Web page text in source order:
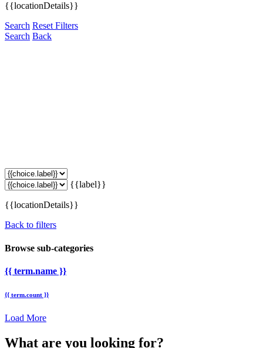
{{locationDetails}}
Search Reset Filters
Search Back
{{label}}
{{locationDetails}}
Back to filters
Browse sub-categories
{{ term.name }}
{{ term.count }}
Load More
What are you looking for?